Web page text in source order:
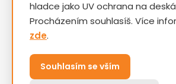
Vytvořil Shoptet
hladce jako UV ochrana na
Procházením souhlasíš. Více
zde.
Souhlasím se vším